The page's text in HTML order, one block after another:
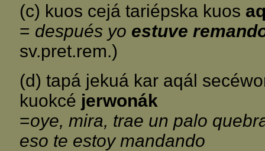
(c) kuos cejá tariépska kuos
= después yo estuve
sv.pret.rem.)
(d) tapá jekuá kar aqál
kuokcé jerwonák
=oye, mira, trae un palo
eso te estoy mandando